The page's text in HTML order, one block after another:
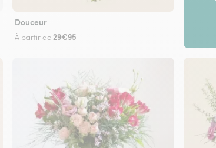
Douceur
À partir de 29€95